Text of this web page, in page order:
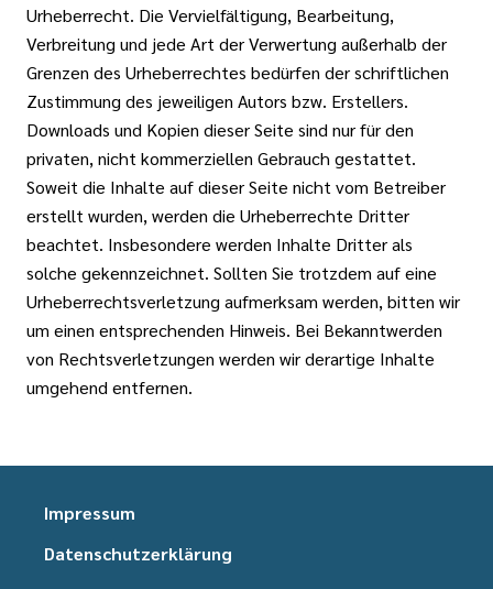
Urheberrecht. Die Vervielfältigung, Bearbeitung,
Verbreitung und jede Art der Verwertung außerhalb der
Grenzen des Urheberrechtes bedürfen der schriftlichen
Zustimmung des jeweiligen Autors bzw. Erstellers.
Downloads und Kopien dieser Seite sind nur für den
privaten, nicht kommerziellen Gebrauch gestattet.
Soweit die Inhalte auf dieser Seite nicht vom Betreiber
erstellt wurden, werden die Urheberrechte Dritter
beachtet. Insbesondere werden Inhalte Dritter als
solche gekennzeichnet. Sollten Sie trotzdem auf eine
Urheberrechtsverletzung aufmerksam werden, bitten wir
um einen entsprechenden Hinweis. Bei Bekanntwerden
von Rechtsverletzungen werden wir derartige Inhalte
umgehend entfernen.
Impressum
Datenschutzerklärung